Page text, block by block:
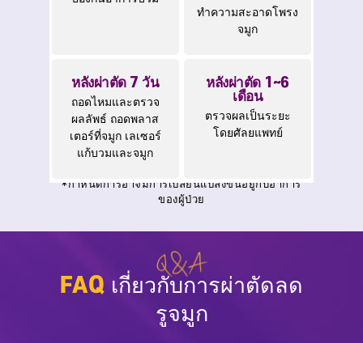
ทำความสะอาดโพรง
จมูก
หลังผ่าตัด 7 วัน
ถอดไหมและตรวจ
ผลลัพธ์ ถอดพลาส
เตอร์ที่จมูกเลเซอร์
แก้บวมและจมูก
หลังผ่าตัด 1~6
เดือน
ตรวจผลเป็นระยะ
โดยศัลยแพทย์
FAQ เกี่ยวกับการผ่าตัดลด
รูจมูก